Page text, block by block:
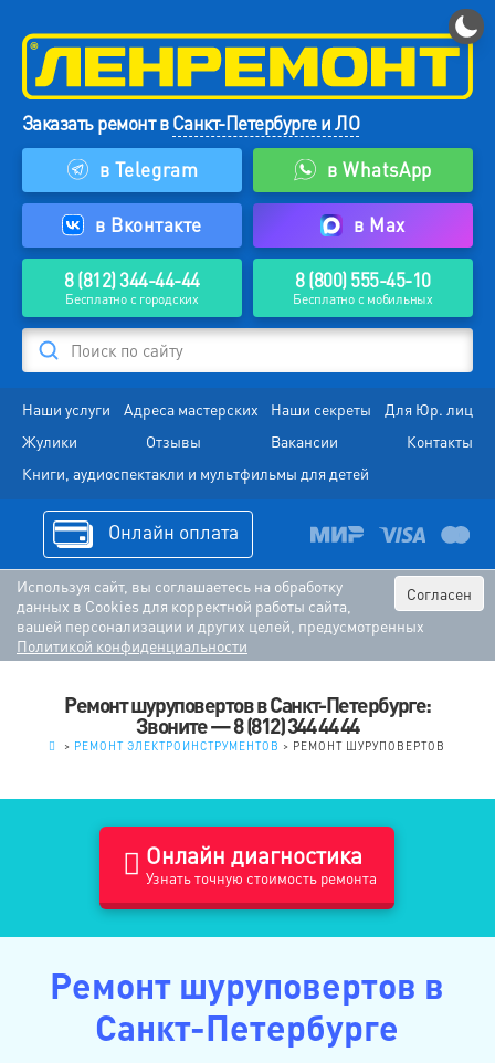
Заказать ремонт вСанкт-Петербурге и ЛО
в Telegram
в WhatsApp
в Вконтакте в Max
8 (812) 344-44-44
Бесплатно с городских
8 (800) 555-45-10
Бесплатно с мобильных
Поиск по сайту
Наши услуги Адреса мастерских Наши секреты
Для Юр. лиц
Жулики
Отзывы Вакансии
Контакты
Книги, аудиоспектакли и мультфильмы для детей
Онлайн оплата
Согласен
Используя сайт, вы соглашаетесь на обработку
данных в Cookies для корректной работы сайта,
вашей персонализации и других целей, предусмотренных
Политикой конфиденциальности
Ремонт шуруповертов в Санкт-Петербурге:
Звоните — 8 (812) 344 44 44
> РЕМОНТ ЭЛЕКТРОИНСТРУМЕНТОВ > РЕМОНТ ШУРУПОВЕРТОВ
Онлайн диагностика
Узнать точную стоимость ремонта
Ремонт шуруповертов в
Санкт-Петербурге